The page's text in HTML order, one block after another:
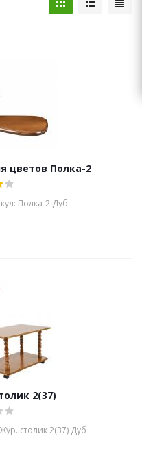
цветов Полка-2
Полка-2 Дуб
2(37)
столик 2(37) Дуб